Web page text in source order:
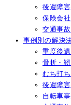
後遺障
保険会
交通事
事例別の解決
重度後
骨折・
むち打
後遺障
自転車